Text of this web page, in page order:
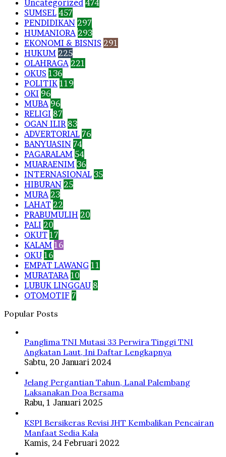
Uncategorized 474
SUMSEL 457
PENDIDIKAN 297
HUMANIORA 293
EKONOMI & BISNIS 291
HUKUM 225
OLAHRAGA 221
OKUS 136
POLITIK 119
OKI 96
MUBA 96
RELIGI 87
OGAN ILIR 83
ADVERTORIAL 76
BANYUASIN 74
PAGARALAM 54
MUARAENIM 36
INTERNASIONAL 35
HIBURAN 25
MURA 23
LAHAT 22
PRABUMULIH 20
PALI 20
OKUT 17
KALAM 16
OKU 16
EMPAT LAWANG 11
MURATARA 10
LUBUK LINGGAU 8
OTOMOTIF 7
Popular Posts
Panglima TNI Mutasi 33 Perwira Tinggi TNI
Angkatan Laut, Ini Daftar Lengkapnya
Sabtu, 20 Januari 2024
Jelang Pergantian Tahun, Lanal Palembang
Laksanakan Doa Bersama
Rabu, 1 Januari 2025
KSPI Bersikeras Revisi JHT Kembalikan Pencairan
Manfaat Sedia Kala
Kamis, 24 Februari 2022